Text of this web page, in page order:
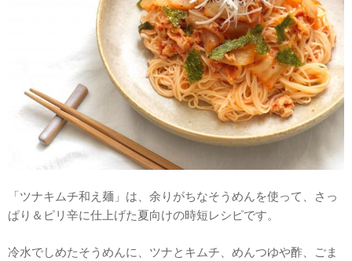
「ツナキムチ和え麺」は、余りがちなそうめんを使って、さっ
ぱり＆ピリ辛に仕上げた夏向けの時短レシピです。
冷水でしめたそうめんに、ツナとキムチ、めんつゆや酢、ごま